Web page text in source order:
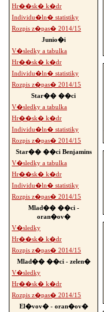
Hr��sk� k�dr
Individu�ln� statistiky
Rozpis z�pas� 2014/15
Junio�i
V�sledky a tabulka
Hr��sk� k�dr
Individu�ln� statistiky
Rozpis z�pas� 2014/15
Star�� ��ci
V�sledky a tabulka
Hr��sk� k�dr
Individu�ln� statistiky
Rozpis z�pas� 2014/15
Star�� ��ci Benjamins
V�sledky a tabulka
Hr��sk� k�dr
Individu�ln� statistiky
Rozpis z�pas� 2014/15
Mlad�� ��ci -
oran�ov�
V�sledky
Hr��sk� k�dr
Rozpis z�pas� 2014/15
Mlad�� ��ci - zelen�
V�sledky
Hr��sk� k�dr
Rozpis z�pas� 2014/15
El�vov� - oran�ov�